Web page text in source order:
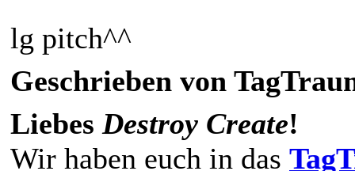
lg pitch^^
Geschrieben von
Liebes Destroy Create!
Wir haben euch in das